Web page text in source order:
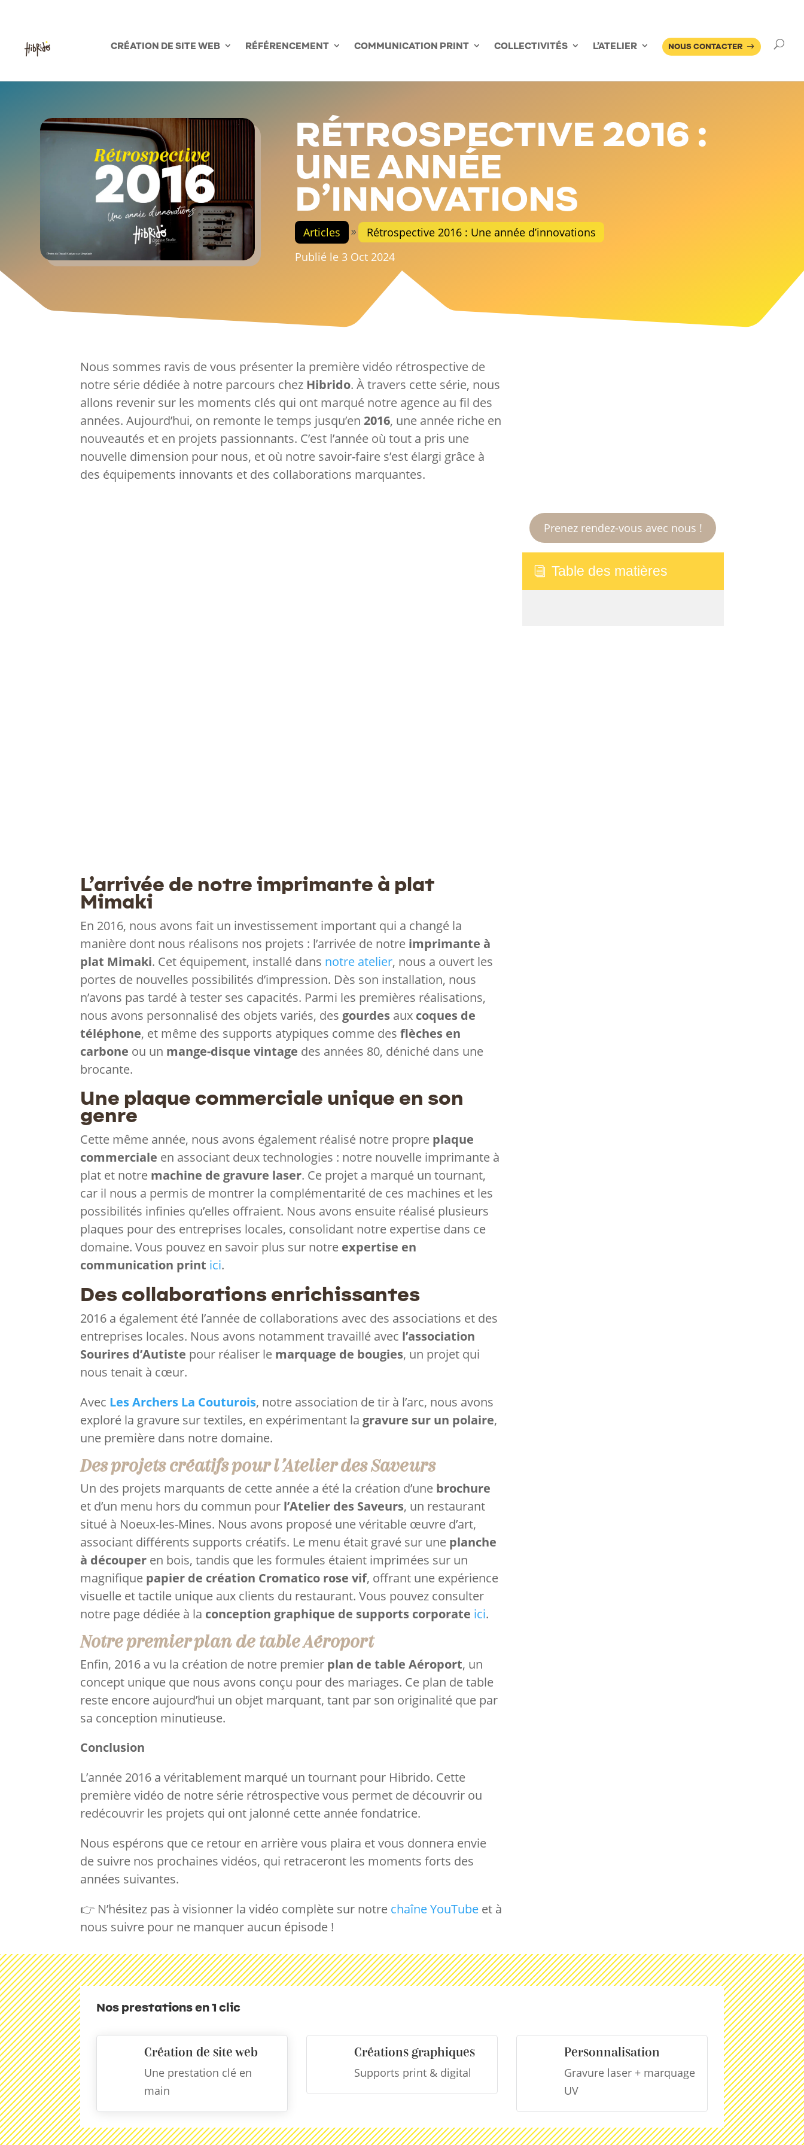
CRÉATION DE SITE WEB RÉFÉRENCEMENT COMMUNICATION PRINT COLLECTIVITÉS L’ATELIER NOUS CONTACTER
RÉTROSPECTIVE 2016 :
UNE ANNÉE
D’INNOVATIONS
Articles
Rétrospective 2016 : Une année d’innovations
Publié le 3 Oct 2024
Nous sommes ravis de vous présenter la première vidéo rétrospective de
notre série dédiée à notre parcours chez Hibrido. À travers cette série, nous
allons revenir sur les moments clés qui ont marqué notre agence au fil des
années. Aujourd’hui, on remonte le temps jusqu’en2016, une année riche en
nouveautés et en projets passionnants. C’est l’année où tout a pris une
nouvelle dimension pour nous, et où notre savoir-faire s’est élargi grâce à
des équipements innovants et des collaborations marquantes.
L’arrivée de notre imprimante à plat
Mimaki
En 2016, nous avons fait un investissement important qui a changé la
manière dont nous réalisons nos projets : l’arrivée de notre imprimante à
plat Mimaki. Cet équipement, installé dans notre atelier, nous a ouvert les
portes de nouvelles possibilités d’impression. Dès son installation, nous
n’avons pas tardé à tester ses capacités. Parmi les premières réalisations,
nous avons personnalisé des objets variés, des gourdes aux coques de
téléphone, et même des supports atypiques comme desflèches en
carbone ou un mange-disque vintage des années 80, déniché dans une
brocante.
Une plaque commerciale unique en son
genre
Cette même année, nous avons également réalisé notre propre plaque
commerciale en associant deux technologies : notre nouvelle imprimante à
plat et notre machine de gravure laser. Ce projet a marqué un tournant,
car il nous a permis de montrer la complémentarité de ces machines et les
possibilités infinies qu’elles offraient. Nous avons ensuite réalisé plusieurs
plaques pour des entreprises locales, consolidant notre expertise dans ce
domaine. Vous pouvez en savoir plus sur notre expertise en
communication print ici.
Des collaborations enrichissantes
2016 a également été l’année de collaborations avec des associations et des
entreprises locales. Nous avons notamment travaillé avec l’association
Sourires d’Autiste pour réaliser le marquage de bougies, un projet qui
nous tenait à cœur.
Avec Les Archers La Couturois, notre association de tir à l’arc, nous avons
exploré la gravure sur textiles, en expérimentant la gravure sur un polaire,
une première dans notre domaine.
Des projets créatifs pour l’Atelier des Saveurs
Un des projets marquants de cette année a été la création d’une brochure
et d’un menu hors du commun pour l’Atelier des Saveurs, un restaurant
situé à Noeux-les-Mines. Nous avons proposé une véritable œuvre d’art,
associant différents supports créatifs. Le menu était gravé sur une planche
à découper en bois, tandis que les formules étaient imprimées sur un
magnifique papier de création Cromatico rose vif, offrant une expérience
visuelle et tactile unique aux clients du restaurant. Vous pouvez consulter
notre page dédiée à la conception graphique de supports corporate ici.
Notre premier plan de table Aéroport
Enfin, 2016 a vu la création de notre premier plan de table Aéroport, un
concept unique que nous avons conçu pour des mariages. Ce plan de table
reste encore aujourd’hui un objet marquant, tant par son originalité que par
sa conception minutieuse.
Conclusion
L’année 2016 a véritablement marqué un tournant pour Hibrido. Cette
première vidéo de notre série rétrospective vous permet de découvrir ou
redécouvrir les projets qui ont jalonné cette année fondatrice.
Nous espérons que ce retour en arrière vous plaira et vous donnera envie
de suivre nos prochaines vidéos, qui retraceront les moments forts des
années suivantes.
👉 N’hésitez pas à visionner la vidéo complète sur notre chaîne YouTube et à
nous suivre pour ne manquer aucun épisode !
Prenez rendez-vous avec nous !
i Table des matières
Nos prestations en 1 clic
Création de site web
Une prestation clé en
main
Créations graphiques
Supports print & digital
Personnalisation
Gravure laser + marquage
UV